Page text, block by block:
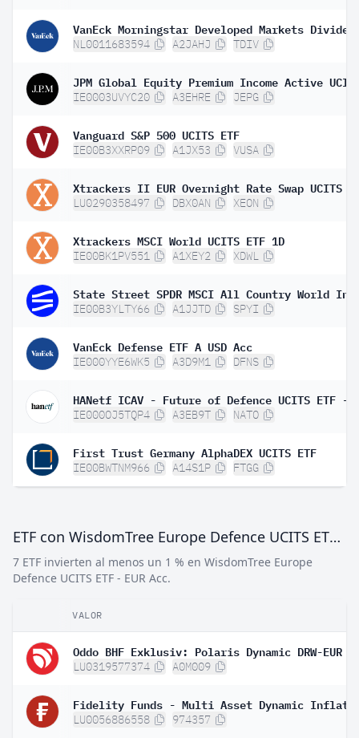
NL0011683594 A2JAHJ TDIV
IE0003UVYC20 A3EHRE JEPG
Vanguard S&P 500 UCITS ETF
IE00B3XXRP09 A1JX53 VUSA
LU0290358497 DBX0AN XEON
Xtrackers MSCI World UCITS ETF 1D
IE00BK1PV551 A1XEY2 XDWL
IE00B3YLTY66 A1JJTD SPYI
VanEck Defense ETF A USD Acc
IE000YYE6WK5 A3D9M1 DFNS
IE000OJ5TQP4 A3EB9T NATO
First Trust Germany AlphaDEX UCITS ETF
IE00BWTNM966 A14S1P FTGG
ETF con WisdomTree Europe Defence UCITS ETF - EUR Acc
7 ETF invierten al menos un 1 % en WisdomTree Europe
Defence UCITS ETF - EUR Acc.
VALOR
Oddo BHF Exklusiv: Polaris Dynamic DRW-EUR
LU0319577374 A0M009
LU0056886558 974357